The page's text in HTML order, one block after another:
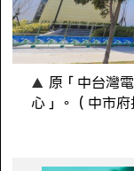
原「中台灣
心」。（中市府